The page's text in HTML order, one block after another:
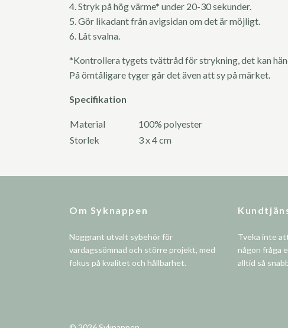
4. Stryk på hög värme* under 20-30 sekunder.
5. Gör likadant från avigsidan om det är möjligt.
6. Låt svalna.
*Kontrollera tygets tvättråd för strykning, det kan
På ömtåligare tyger går det även att sy på märket.
Specifikation
Material
100% polyester
Storlek
3 x 4 cm
Om Syknappen
Noggrant utvalt sybehör för
vardagssömnad och större projekt, med
fokus på kvalitet och hållbarhet.
Tveka inte
någon fråga
alltid så